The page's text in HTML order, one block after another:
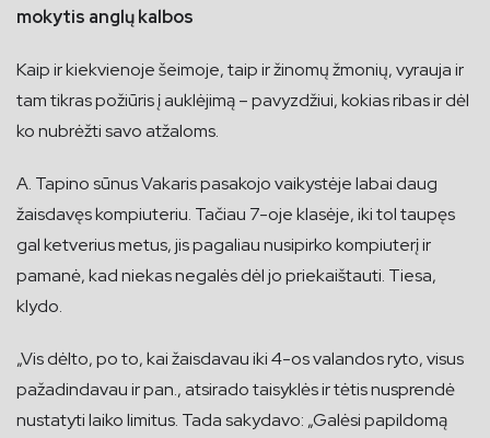
mokytis anglų kalbos
Kaip ir kiekvienoje šeimoje, taip ir žinomų žmonių, vyrauja ir
tam tikras požiūris į auklėjimą – pavyzdžiui, kokias ribas ir dėl
ko nubrėžti savo atžaloms.
A. Tapino sūnus Vakaris pasakojo vaikystėje labai daug
žaisdavęs kompiuteriu. Tačiau 7-oje klasėje, iki tol taupęs
gal ketverius metus, jis pagaliau nusipirko kompiuterį ir
pamanė, kad niekas negalės dėl jo priekaištauti. Tiesa,
klydo.
„Vis dėlto, po to, kai žaisdavau iki 4-os valandos ryto, visus
pažadindavau ir pan., atsirado taisyklės ir tėtis nusprendė
nustatyti laiko limitus. Tada sakydavo: „Galėsi papildomą